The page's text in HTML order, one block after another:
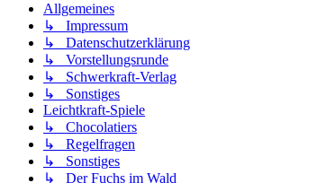
Allgemeines
↳ Impressum
↳ Datenschutzerklärung
↳ Vorstellungsrunde
↳ Schwerkraft-Verlag
↳ Sonstiges
Leichtkraft-Spiele
↳ Chocolatiers
↳ Regelfragen
↳ Sonstiges
↳ Der Fuchs im Wald